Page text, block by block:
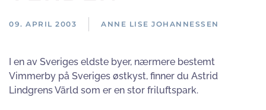
09. APRIL 2003 ANNE LISE JOHANNESSEN
I en av Sveriges eldste byer, nærmere bestemt
Vimmerby på Sveriges østkyst, finner du Astrid
Lindgrens Värld som er en stor friluftspark.